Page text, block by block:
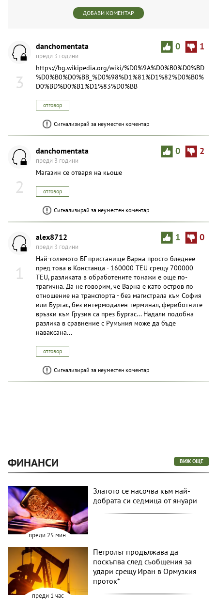
ДОБАВИ КОМЕНТАР
3
0 1
danchomentata
преди 3 години
https://bg.wikipedia.org/wiki/%D0%9A%D0%B0%D0%BD
%D0%B0%D0%BB_%D0%98%D1%81%D1%82%D0%B0%
D0%BD%D0%B1%D1%83%D0%BB
отговор
Сигнализирай за неуместен коментар
2
0 2
danchomentata
преди 3 години
Магазин се отваря на кьоше
отговор
Сигнализирай за неуместен коментар
1
1 0
alex8712
преди 3 години
Най-голямото БГ пристанище Варна просто бледнее
пред това в Констанца - 160000 TEU срещу 700000
TEU, разликата в обработените тонажи е още по-
трагична. Да не говорим, че Варна е като остров по
отношение на транспорта - без магистрала към София
или Бургас, без интермодален терминал, фериботните
връзки към Грузия са през Бургас... Надали подобна
разлика в сравнение с Румъния може да бъде
наваксана...
отговор
Сигнализирай за неуместен коментар
ФИНАНСИ ВИЖ ОЩЕ
преди 25 мин.
Златото се насочва към най-
добрата си седмица от януари
преди 1 час
Петролът продължава да
поскъпва след съобщения за
удари срещу Иран в Ормузкия
проток*